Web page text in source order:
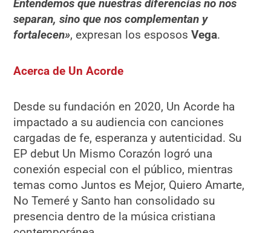
Entendemos que nuestras diferencias no nos
separan, sino que nos complementan y
fortalecen», expresan los espososVega.
Acerca de Un Acorde
Desde su fundación en 2020, Un Acorde ha
impactado a su audiencia con canciones
cargadas de fe, esperanza y autenticidad. Su
EP debut Un Mismo Corazón logró una
conexión especial con el público, mientras
temas como Juntos es Mejor, Quiero Amarte,
No Temeré y Santo han consolidado su
presencia dentro de la música cristiana